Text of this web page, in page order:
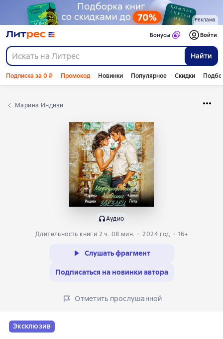
Реклама
Найти
Бонусы Войти
Подписка за 0 ₽ Промокод Новинки Популярное Скидки
Марина Индиви
Аудио
Длительность книги 2 ч. 08 мин.
2024 год 16+
Слушать фрагмент
Подписаться на новинки автора
Отметить прослушанной
Эксклюзив